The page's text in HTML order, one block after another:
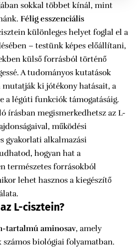
sokkal többet kínál, mint
Félig esszenciális
különleges helyet foglal el a
– testünk képes előállítani,
külső forrásból történő
A tudományos kutatások
ki jótékony hatásait, a
a légúti funkciók támogatásáig.
írásban megismerkedhetsz az L-
működési
gyakorlati alkalmazási
hogyan hat a
természetes forrásokból
lehet hasznos a kiegészítő
L-cisztein?
tartalmú aminosav, amely
számos biológiai folyamatban.